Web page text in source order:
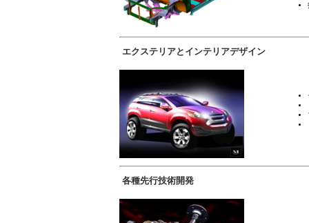
エクステリアとインテリアデザイン
各種先行技術開発